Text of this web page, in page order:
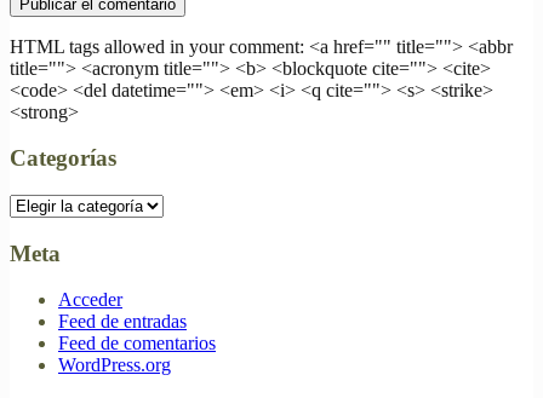
HTML tags allowed in your comment: <a href="" title=""> <abbr
title=""> <acronym title=""> <b> <blockquote cite=""> <cite>
<code> <del datetime=""> <em> <i> <q cite=""> <s> <strike>
<strong>
Categorías
Categorías
Meta
Acceder
Feed de entradas
Feed de comentarios
WordPress.org